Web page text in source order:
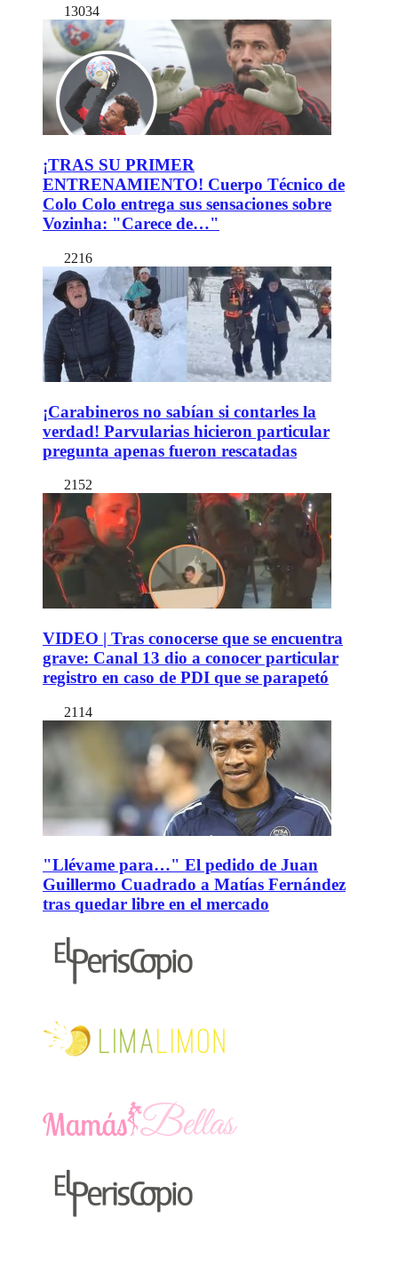
13034
¡TRAS SU PRIMER
ENTRENAMIENTO! Cuerpo Técnico de
Colo Colo entrega sus sensaciones sobre
Vozinha: "Carece de…"
2216
¡Carabineros no sabían si contarles la
verdad! Parvularias hicieron particular
pregunta apenas fueron rescatadas
2152
VIDEO | Tras conocerse que se encuentra
grave: Canal 13 dio a conocer particular
registro en caso de PDI que se parapetó
2114
"Llévame para…" El pedido de Juan
Guillermo Cuadrado a Matías Fernández
tras quedar libre en el mercado